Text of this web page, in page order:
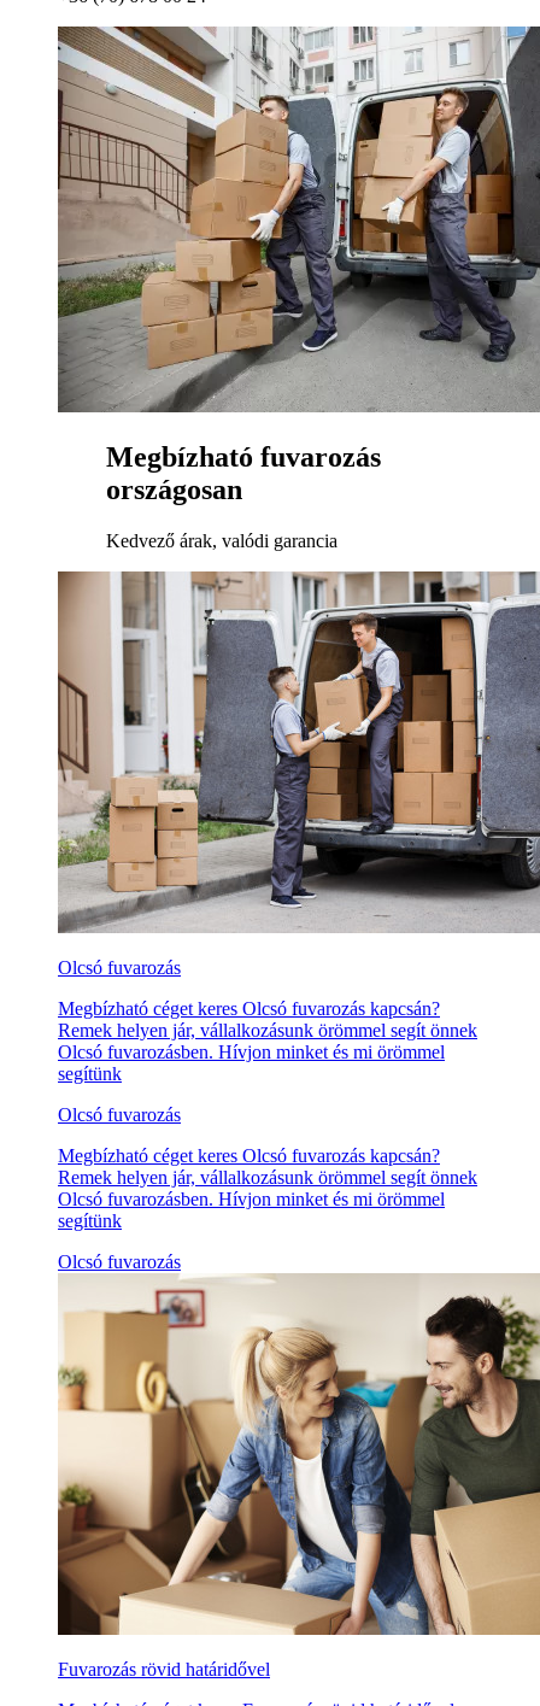
Megbízható fuvarozás
országosan
Kedvező árak, valódi garancia
Olcsó fuvarozás
Megbízható céget keres Olcsó fuvarozás kapcsán?
Remek helyen jár, vállalkozásunk örömmel segít önnek
Olcsó fuvarozásben. Hívjon minket és mi örömmel
segítünk
Olcsó fuvarozás
Megbízható céget keres Olcsó fuvarozás kapcsán?
Remek helyen jár, vállalkozásunk örömmel segít önnek
Olcsó fuvarozásben. Hívjon minket és mi örömmel
segítünk
Olcsó fuvarozás
Fuvarozás rövid határidővel